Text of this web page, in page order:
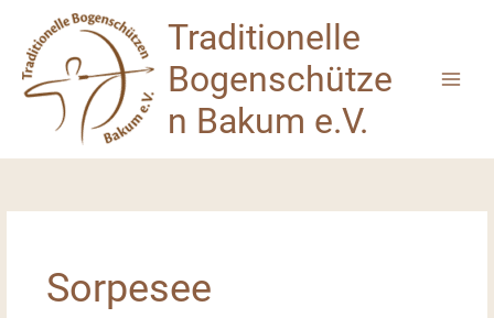
springen
Traditionelle
Bogenschütze
n Bakum e.V.
Sorpesee